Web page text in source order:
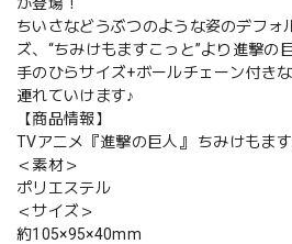
ちいさなどうぶつのような姿のデフォ
ズ、“ちみけもますこっと”より進撃の
手のひらサイズ+ボールチェーン付き
連れていけます♪
【商品情報】
TVアニメ『進撃の巨人』 ちみけもま
＜素材＞
ポリエステル
＜サイズ＞
約105×95×40mm